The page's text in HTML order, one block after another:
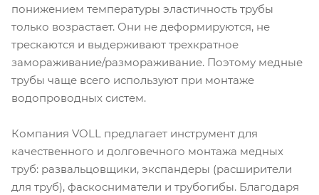
понижением температуры эластичность трубы
только возрастает. Они не деформируются, не
трескаются и выдерживают трехкратное
замораживание/размораживание. Поэтому медные
трубы чаще всего используют при монтаже
водопроводных систем.
Компания VOLL предлагает инструмент для
качественного и долговечного монтажа медных
труб: развальцовщики, экспандеры (расширители
для труб), фаскосниматели и трубогибы. Благодаря